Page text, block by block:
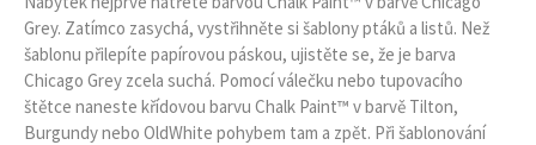
Grey. Zatímco zasychá, vystřihněte si šablony ptáků a listů. Než
šablonu přilepíte papírovou páskou, ujistěte se, že je barva
Chicago Grey zcela suchá. Pomocí válečku nebo tupovacího
štětce naneste křídovou barvu Chalk Paint™ v barvě Tilton,
Burgundy nebo OldWhite pohybem tam a zpět. Při šablonování